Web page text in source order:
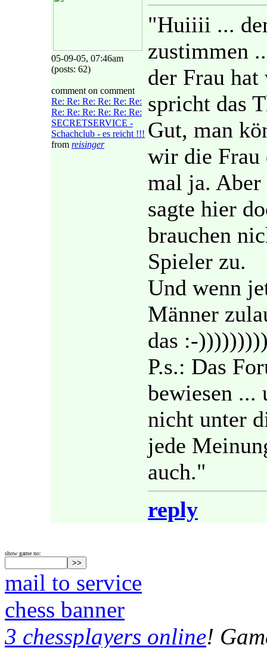
05-09-05, 07:46am
(posts: 62)
comment on comment
Re: Re: Re: Re: Re: Re:
Re: Re: Re: Re: Re: Re:
SECRETSERVICE -
Schachclub - es reicht !!!
from reisinger
"Huiiii ...
zustimmen
der Frau
spricht das
Gut, man
wir die Frau
mal ja.
sagte hier
brauchen
Spieler zu.
Und wenn
Männer
das :-
P.s.: Das
bewiesen ...
nicht unter
jede
auch."
reply
show game no:
mail to service
chess banner
3 chessplayers online!